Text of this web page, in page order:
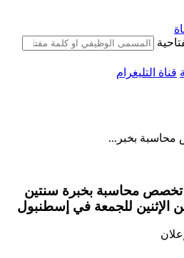
قناة التليغرام
بخبر...
محاسبة بخبرة سنتين
الإثنين للجمعة في إسطنبول